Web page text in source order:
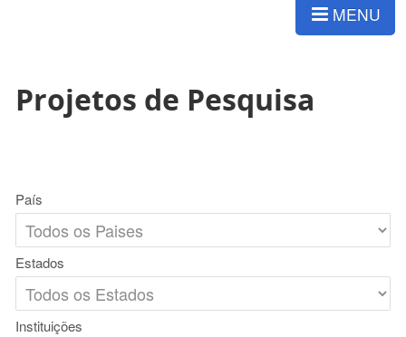
MENU
Projetos de Pesquisa
País
Estados
Instituições